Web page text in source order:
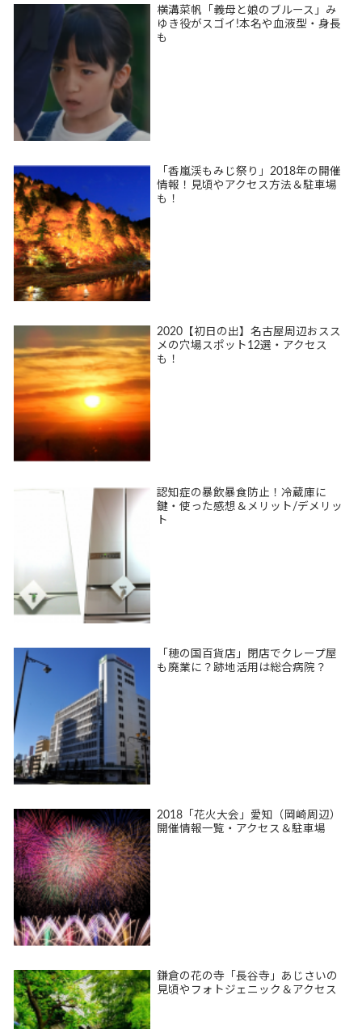
横溝菜帆「義母と娘のブルース」み
ゆき役がスゴイ!本名や血液型・身長
も
「香嵐渓もみじ祭り」2018年の開催
情報！見頃やアクセス方法＆駐車場
も！
2020【初日の出】名古屋周辺おスス
メの穴場スポット12選・アクセス
も！
認知症の暴飲暴食防止！冷蔵庫に
鍵・使った感想＆メリット/デメリッ
ト
「穂の国百貨店」閉店でクレープ屋
も廃業に？跡地活用は総合病院？
2018「花火大会」愛知（岡崎周辺）
開催情報一覧・アクセス＆駐車場
鎌倉の花の寺「長谷寺」あじさいの
見頃やフォトジェニック＆アクセス